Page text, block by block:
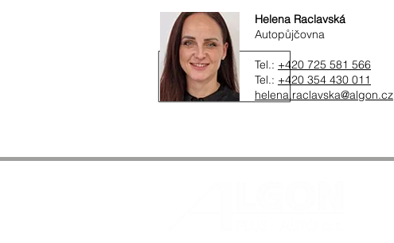
Helena Raclavská
Autopůjčovna
Tel.: +420 725 581 566
Tel.: +420 354 430 011
helena.raclavska@algon.cz